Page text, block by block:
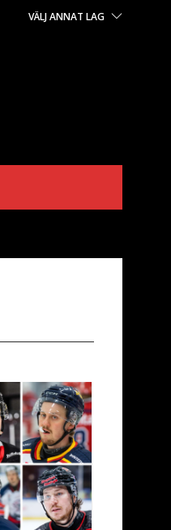
VÄLJ ANNAT LAG